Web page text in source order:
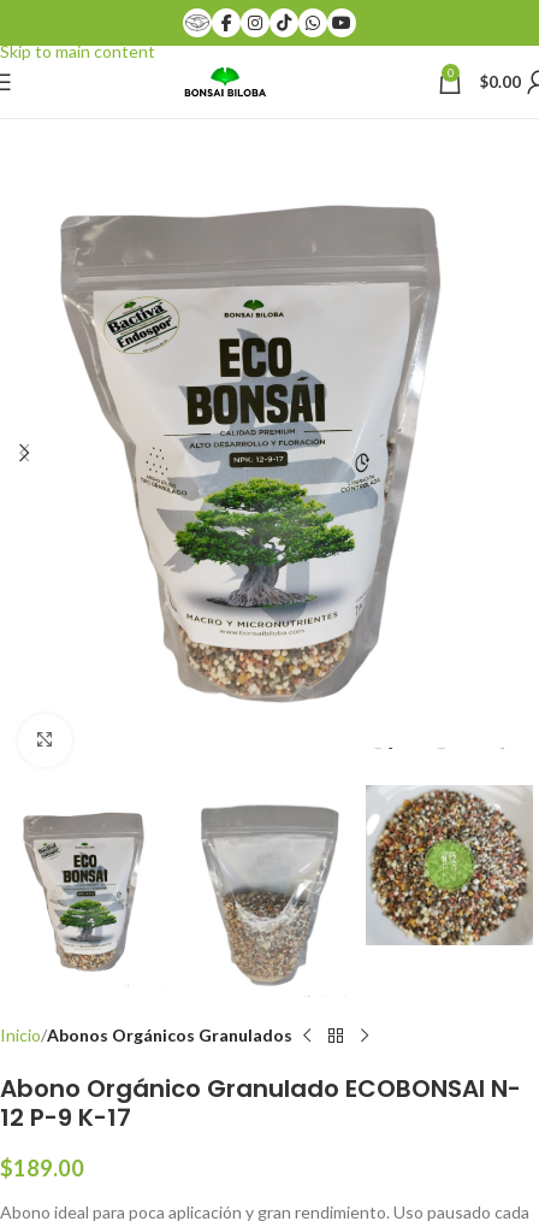
Skip to main content
0 $0.00
Inicio Abonos Orgánicos Granulados
Abono Orgánico Granulado ECOBONSAI N-
12 P-9 K-17
$189.00
Abono ideal para poca aplicación y gran rendimiento. Uso pausado cada